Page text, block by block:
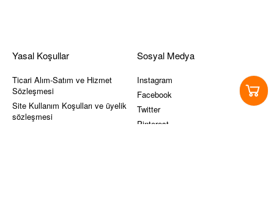
Yasal Koşullar
Ticari Alım-Satım ve Hizmet
Sözleşmesi
Site Kullanım Koşulları ve üyelik
sözleşmesi
Sosyal Medya
Instagram
Facebook
Twitter
Pinterest